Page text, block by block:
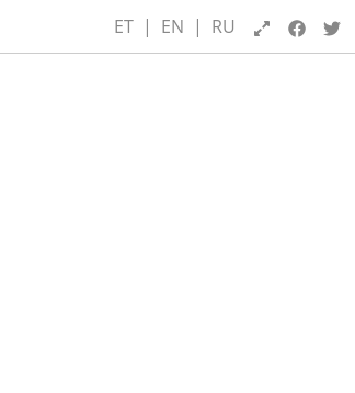
ET | EN | RU